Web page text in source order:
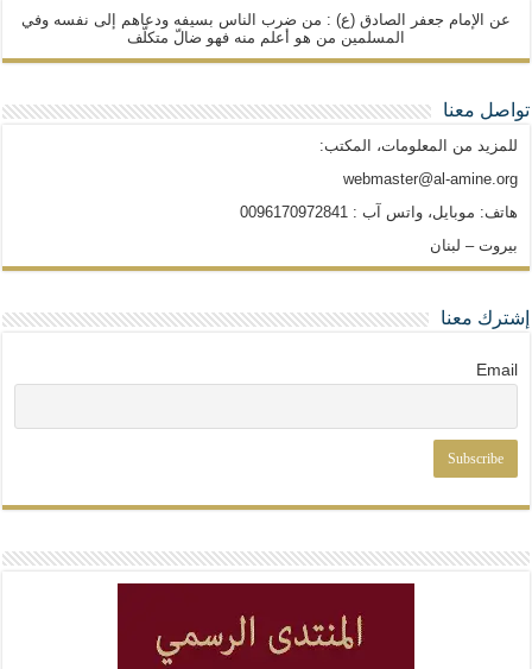
عن الإمام جعفر الصادق (ع) : من ضرب الناس بسيفه ودعاهم إلى نفسه وفي
المسلمين من هو أعلم منه فهو ضالّ متكلّف
تواصل معنا
للمزيد من المعلومات، المكتب:
webmaster@al-amine.org
هاتف: موبايل، واتس آب : 0096170972841
بيروت – لبنان
إشترك معنا
Email